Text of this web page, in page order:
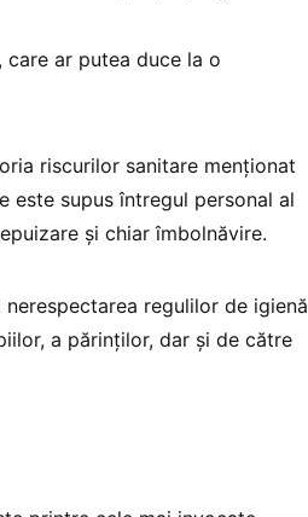
ar putea duce la o
riscurilor sanitare menționat
este supus întregul personal al
și chiar îmbolnăvire.
regulilor de igienă
a părinților, dar și de către